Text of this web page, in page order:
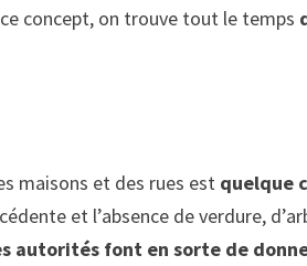
concept, on trouve tout le temps
maisons et des rues est quelque
et l’absence de verdure,
autorités font en sorte de